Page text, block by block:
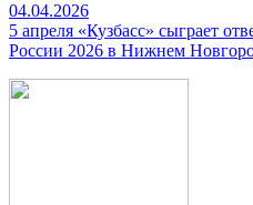
04.04.2026
5 апреля «Кузбасс» сыграет
России 2026 в Нижнем